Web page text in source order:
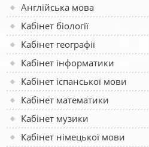
Англійська мова
Кабінет біології
Кабінет географії
Кабінет інформатики
Кабінет іспанської мови
Кабінет математики
Кабінет музики
Кабінет німецької мови